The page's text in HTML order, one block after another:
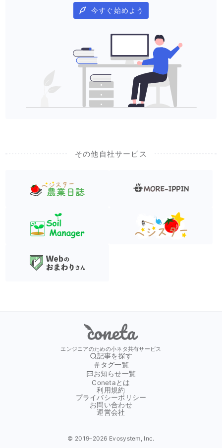
今すぐ始めよう
その他自社サービス
Coneta
エンジニアのための小ネタ共有サービス
Conetaとは
利用規約
プライバシーポリシー
お問い合わせ
運営会社
記事を探す
タグ一覧
お知らせ一覧
© 2019–2026 Evosystem, Inc.